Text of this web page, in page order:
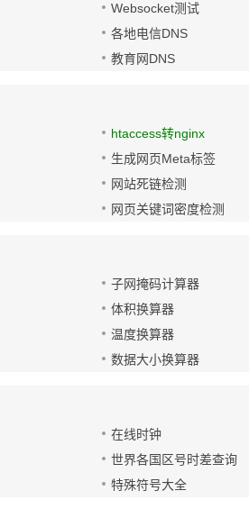
Websocket测试
各地电信DNS
教育网DNS
htaccess转nginx
生成网页Meta标签
网站死链检测
网页关键词密度检测
子网掩码计算器
体积换算器
温度换算器
数据大小换算器
在线时钟
世界各国区号时差查询
特殊符号大全